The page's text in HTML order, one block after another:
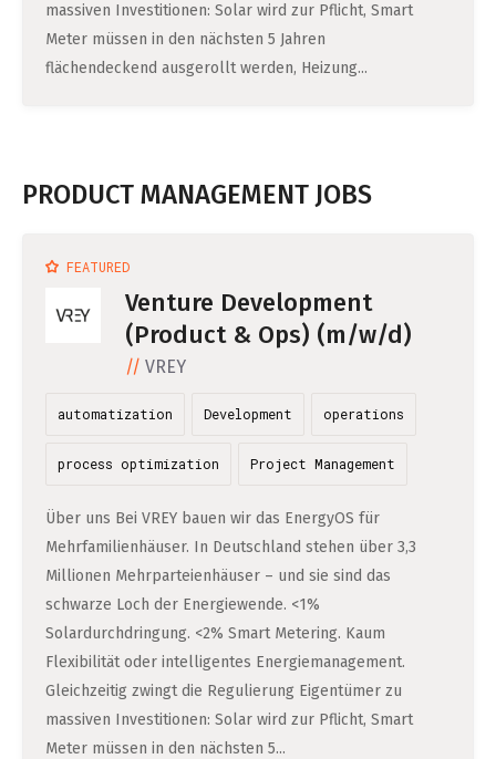
massiven Investitionen: Solar wird zur Pflicht, Smart
Meter müssen in den nächsten 5 Jahren
flächendeckend ausgerollt werden, Heizung...
PRODUCT MANAGEMENT JOBS
Venture Development
(Product & Ops) (m/w/d)
VREY
FEATURED
automatization Development operations
process optimization Project Management
Über uns Bei VREY bauen wir das EnergyOS für
Mehrfamilienhäuser. In Deutschland stehen über 3,3
Millionen Mehrparteienhäuser – und sie sind das
schwarze Loch der Energiewende. <1%
Solardurchdringung. <2% Smart Metering. Kaum
Flexibilität oder intelligentes Energiemanagement.
Gleichzeitig zwingt die Regulierung Eigentümer zu
massiven Investitionen: Solar wird zur Pflicht, Smart
Meter müssen in den nächsten 5...